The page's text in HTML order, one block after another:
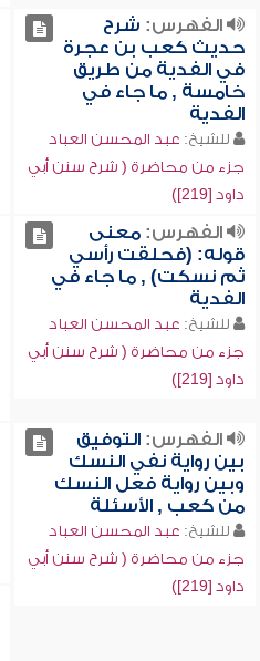
الفهرس: شرح
حديث كعب بن عجرة
في الفدية من طريق
خامسة , ما جاء في
الفدية
للشيخ: عبد المحسن العباد
جزء من محاضرة ( شرح سنن أبي
داود [219])
الفهرس:معنى
قوله: (فحلقت رأسي
ثم نسكت) , ما جاء في
الفدية
للشيخ: عبد المحسن العباد
جزء من محاضرة ( شرح سنن أبي
داود [219])
الفهرس:التوفيق
بين رواية نفي النسك
وبين رواية فعل النسك
من كعب , الأسئلة
للشيخ: عبد المحسن العباد
جزء من محاضرة ( شرح سنن أبي
داود [219])